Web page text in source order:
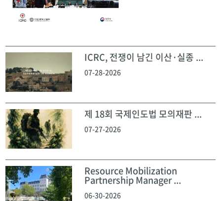
ICRC, 전쟁이 남긴 이산·실종 ...
07-28-2026
제 18회 국제인도법 모의재판 ...
07-27-2026
Resource Mobilization
Partnership Manager ...
06-30-2026